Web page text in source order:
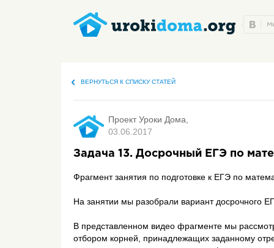
ВЕРНУТЬСЯ К СПИСКУ СТАТЕЙ
Проект Уроки Дома,
03.06.2017
Задача 13. Досрочный ЕГЭ по
Фрагмент занятия по подготовке к ЕГЭ по
На занятии мы разобрали вариант досрочного
В представленном видео фрагменте мы
отбором корней, принадлежащих заданному